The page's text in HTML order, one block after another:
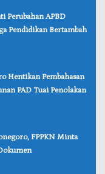
Perubahan APBD
Pendidikan Bertambah
Hentikan Pembahasan
PAD Tuai Penolakan
FPPKN Minta